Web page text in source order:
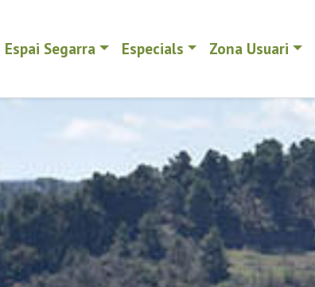
Espai Segarra Especials Zona Usuari